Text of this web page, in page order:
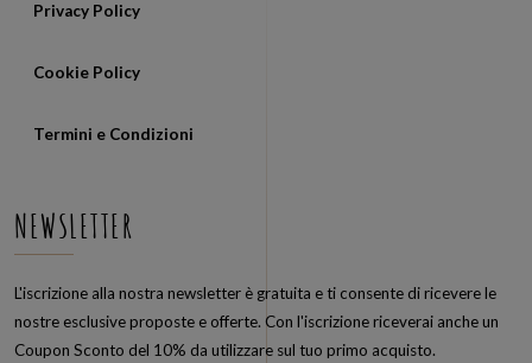
Privacy Policy
Cookie Policy
Termini e Condizioni
NEWSLETTER
L'iscrizione alla nostra newsletter è gratuita e ti consente di ricevere le
nostre esclusive proposte e offerte. Con l'iscrizione riceverai anche un
Coupon Sconto del 10% da utilizzare sul tuo primo acquisto.